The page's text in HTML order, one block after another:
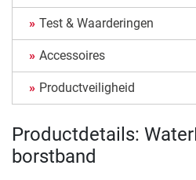
Test & Waarderingen
Accessoires
Productveiligheid
Productdetails:
borstband